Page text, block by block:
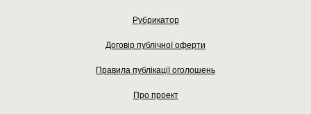
Рубрикатор
Договір публічної оферти
Правила публікації оголошень
Про проект